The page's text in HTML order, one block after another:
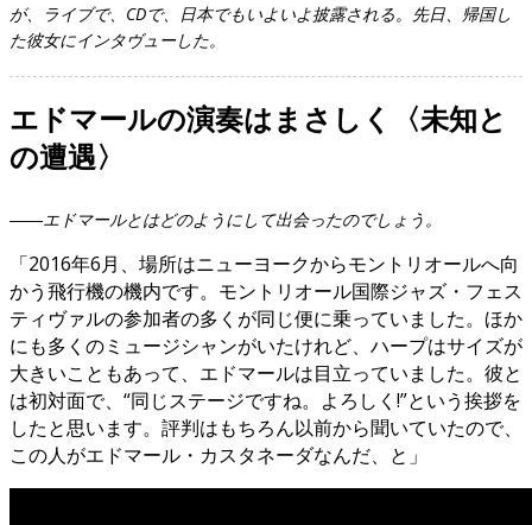
が、ライブで、CDで、日本でもいよいよ披露される。先日、帰国し
た彼女にインタヴューした。
エドマールの演奏はまさしく〈未知と
の遭遇〉
――エドマールとはどのようにして出会ったのでしょう。
「2016年6月、場所はニューヨークからモントリオールへ向
かう飛行機の機内です。モントリオール国際ジャズ・フェス
ティヴァルの参加者の多くが同じ便に乗っていました。ほか
にも多くのミュージシャンがいたけれど、ハープはサイズが
大きいこともあって、エドマールは目立っていました。彼と
は初対面で、“同じステージですね。よろしく!”という挨拶を
したと思います。評判はもちろん以前から聞いていたので、
この人がエドマール・カスタネーダなんだ、と」